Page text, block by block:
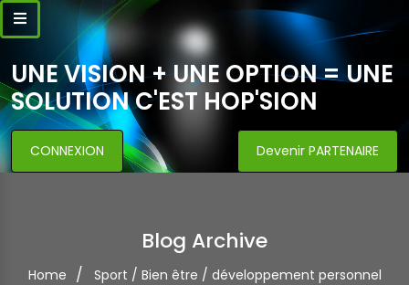
UNE VISION + UNE OPTION = UNE
SOLUTION C'EST HOP'SION
CONNEXION Devenir PARTENAIRE
Blog Archive
Home Sport / Bien être / développement personnel